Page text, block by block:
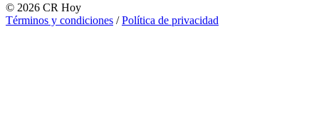
© 2026 CR Hoy
Términos y condiciones /Política de privacidad